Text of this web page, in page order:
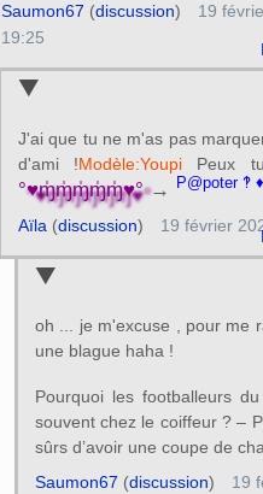
Saumon67 (discussion)
19
19:25
J'ai que tu ne m'as pas
d'ami !Modèle:Youpi Peux
°♥ɱ̍ɱ̍ɱ̍ɱ̍ɱ̍♥°→ P@poter ‽ ♦
Aïla (discussion) 19 février
oh ... je m'excuse , pour me
une blague haha !
Pourquoi les footballeurs
souvent chez le coiffeur ? –
sûrs d’avoir une coupe de
Saumon67 (discussion)
19